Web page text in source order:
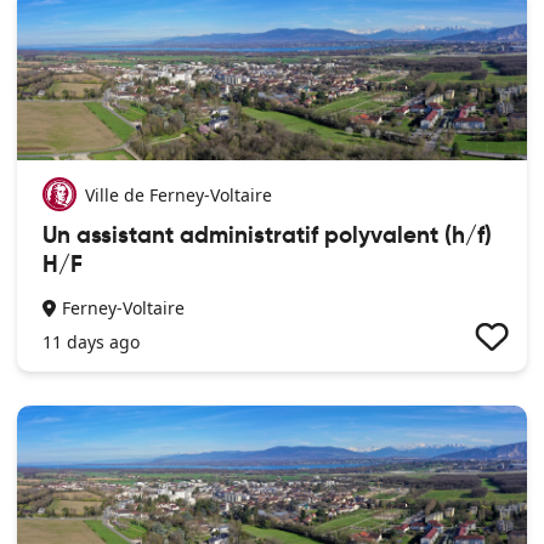
Service Enfance. Paramétrer les différentes activités dans le
logiciel de gestion périscolaire (création des nouvelles
activités, ajustement des capacités maximum etc.). Participer,
en cas de nécessité, aux Conseils d’Ecole de l’établissement
auquel l’accueil de loisirs est rattaché. Rechercher des
sources de financement pour les accueils de loisirs. Gérer la
régie d’avance scolaire.
Ville de Ferney-Voltaire
Un assistant administratif polyvalent (h/f)
H/F
Ferney-Voltaire
11 days ago